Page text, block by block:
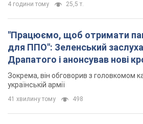
4 години тому 25,5 т.
"Працюємо, щоб отримати
для ППО": Зеленський
Драпатого і анонсував нові
Зокрема, він обговорив з головкомом
українській армії
41 хвилину тому 498